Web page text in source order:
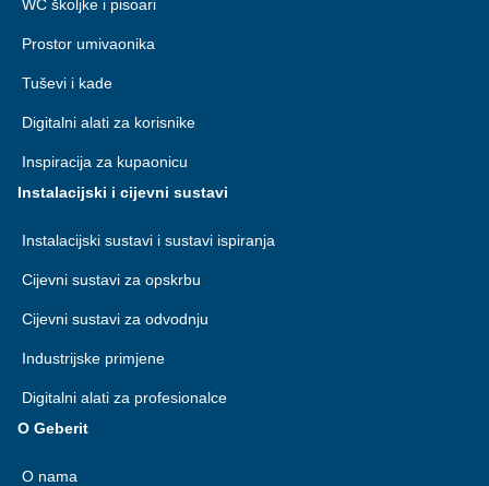
WC školjke i pisoari
Prostor umivaonika
Tuševi i kade
Digitalni alati za korisnike
Inspiracija za kupaonicu
Instalacijski i cijevni sustavi
Instalacijski sustavi i sustavi ispiranja
Cijevni sustavi za opskrbu
Cijevni sustavi za odvodnju
Industrijske primjene
Digitalni alati za profesionalce
O Geberit
O nama